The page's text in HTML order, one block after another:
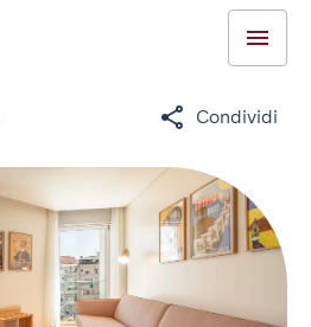
Condividi